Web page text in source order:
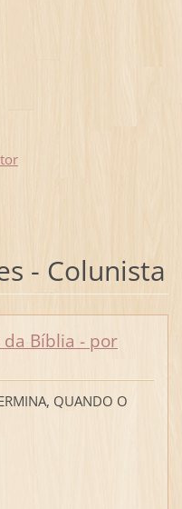
- Colunista
da Bíblia - por
QUANDO O